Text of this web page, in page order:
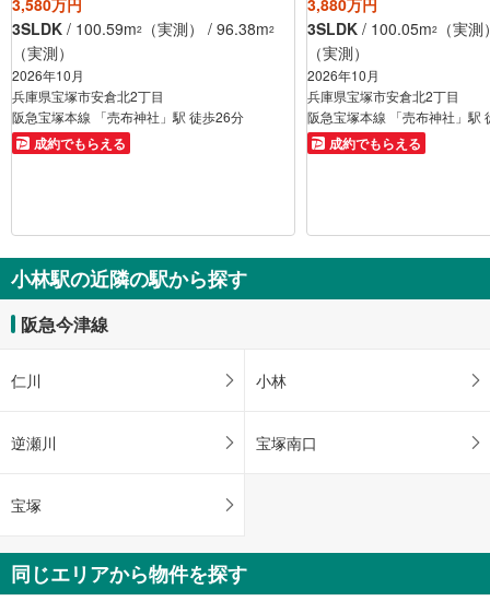
3,580万円
3SLDK / 100.59m2 （実測） / 96.38m2
（実測）
2026年10月
兵庫県宝塚市安倉北2丁目
阪急宝塚本線 「売布神社」駅 徒歩26分
成約でもらえる
3,880万円
3SLDK / 100.05m2
（実
（実測）
2026年10月
兵庫県宝塚市安倉北2丁目
阪急宝塚本線 「売布神社」駅
成約でもらえる
小林駅の近隣の駅から探す
阪急今津線
仁川 小林
逆瀬川 宝塚南口
宝塚
同じエリアから物件を探す